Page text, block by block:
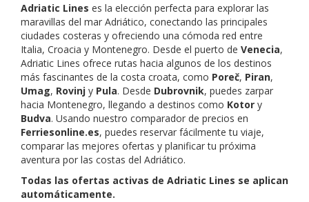
Adriatic Lines es la elección perfecta para explorar las
maravillas del mar Adriático, conectando las principales
ciudades costeras y ofreciendo una cómoda red entre
Italia, Croacia y Montenegro. Desde el puerto de Venecia,
Adriatic Lines ofrece rutas hacia algunos de los destinos
más fascinantes de la costa croata, como Poreč, Piran,
Umag, Rovinj y Pula. Desde Dubrovnik, puedes zarpar
hacia Montenegro, llegando a destinos como Kotor y
Budva. Usando nuestro comparador de precios en
Ferriesonline.es, puedes reservar fácilmente tu viaje,
comparar las mejores ofertas y planificar tu próxima
aventura por las costas del Adriático.
Todas las ofertas activas de Adriatic Lines se aplican
automáticamente.